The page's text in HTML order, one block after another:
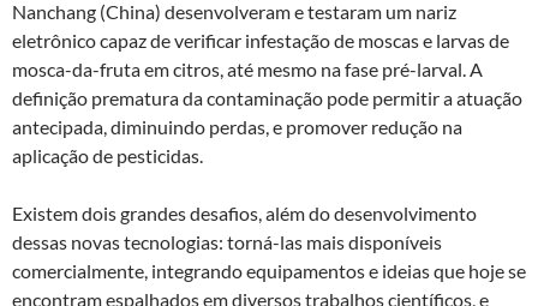
Nanchang (China) desenvolveram e testaram um nariz
eletrônico capaz de verificar infestação de moscas e larvas de
mosca-da-fruta em citros, até mesmo na fase pré-larval. A
definição prematura da contaminação pode permitir a atuação
antecipada, diminuindo perdas, e promover redução na
aplicação de pesticidas.
Existem dois grandes desafios, além do desenvolvimento
dessas novas tecnologias: torná-las mais disponíveis
comercialmente, integrando equipamentos e ideias que hoje se
encontram espalhados em diversos trabalhos científicos, e